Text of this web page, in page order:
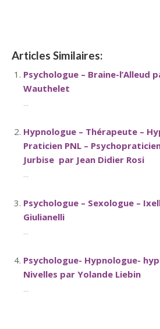
Articles Similaires:
Psychologue – Braine-l’Alleud
Wauthelet
...
Hypnologue – Thérapeute –
Praticien PNL –
Jurbise par Jean Didier Rosi
...
Psychologue – Sexologue –
Giulianelli
...
Psychologue- Hypnologue-
Nivelles par Yolande Liebin
...